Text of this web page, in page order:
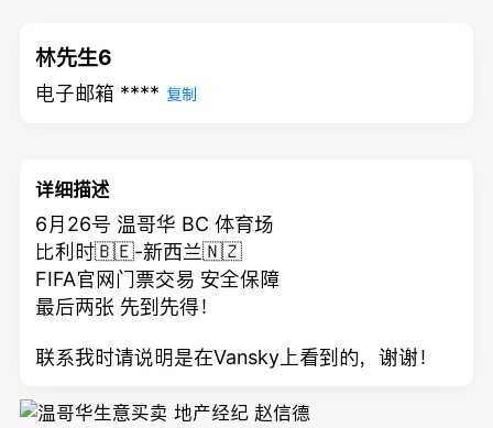
林先生6
电子邮箱 **** 复制
详细描述
6月26号 温哥华 BC 体育场
比利时🇧🇪-新西兰🇳🇿
FIFA官网门票交易 安全保障
最后两张 先到先得！
联系我时请说明是在Vansky上看到的，谢谢！